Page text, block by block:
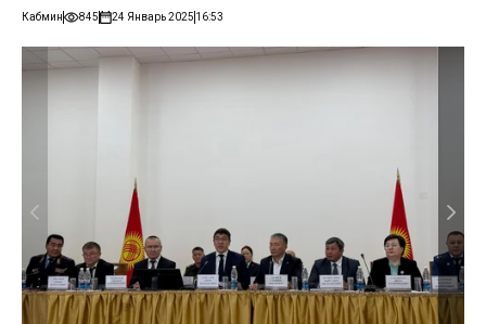
Кабмин 845 24 Январь 2025 16:53